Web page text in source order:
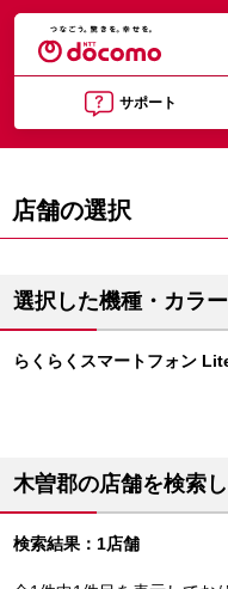
サポート
店舗の選択
選択した機種・カラー
らくらくスマートフォン
木曽郡の店舗を検索
検索結果：1店舗